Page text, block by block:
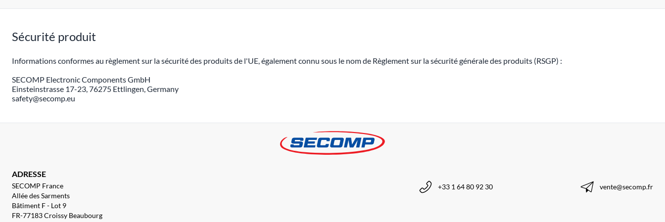
Sécurité produit
Informations conformes au règlement sur la sécurité des produits de l'UE, également connu sous le nom de Règlement sur la sécurité générale des produits (RSGP) :
SECOMP Electronic Components GmbH
Einsteinstrasse 17-23, 76275 Ettlingen, Germany
safety@secomp.eu
ADRESSE
SECOMP France
Allée des Sarments
Bâtiment F - Lot 9
FR-77183 Croissy Beaubourg
+33 1 64 80 92 30 vente@secomp.fr